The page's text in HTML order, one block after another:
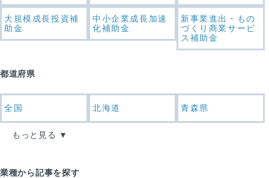
大規模成長投資補
助金
中小企業成長加速
化補助金
新事業進出・もの
づくり商業サービ
ス補助金
都道府県
全国 北海道 青森県
もっと見る
業種から記事を探す